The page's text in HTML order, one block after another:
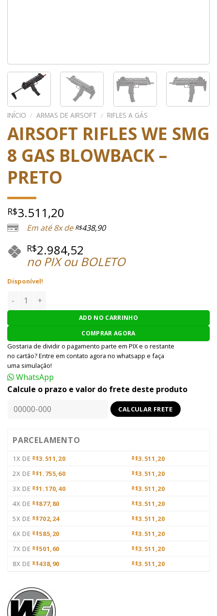
INÍCIO / ARMAS DE AIRSOFT / RIFLES A GÁS
AIRSOFT RIFLES WE SMG
8 GAS BLOWBACK –
PRETO
R$3.511,20
Em até 8x de R$438,90
R$2.984,52
no PIX ou BOLETO
Disponível!
AIRSOFT RIFLES WE SMG 8 GAS BLOWBACK - PRETO
ADD NO CARRINHO
COMPRAR AGORA
Gostaria de dividir o pagamento parte em PIX e o restante
no cartão? Entre em contato agora no whatsapp e faça
uma simulação!
WhatsApp
Calcule o prazo e valor do frete deste produto
PARCELAMENTO
1X DE R$3.511,20 R$3.511,20
2X DE R$1.755,60 R$3.511,20
3X DE R$1.170,40 R$3.511,20
4X DE R$877,80 R$3.511,20
5X DE R$702,24 R$3.511,20
6X DE R$585,20 R$3.511,20
7X DE R$501,60 R$3.511,20
8X DE R$438,90 R$3.511,20